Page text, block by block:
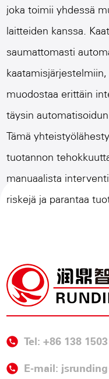
joka toimii yhdessä
laitteiden kanssa.
saumattomasti
muodostaa erittäin
täysin
Tämä
tuotannon
manuaalista
riskejä ja parantaa
Tel: +86 138
E-mail: